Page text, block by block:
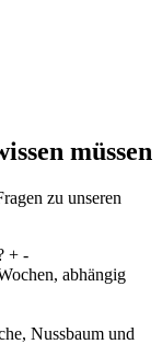
müssen
zu unseren
+ -
abhängig
Nussbaum und